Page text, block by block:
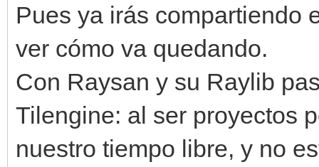
Pues ya irás compartiendo
ver cómo va quedando.
Con Raysan y su Raylib
Tilengine: al ser proyectos
nuestro tiempo libre, y no